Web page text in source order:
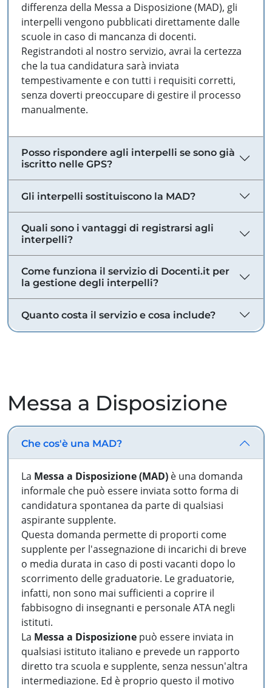
differenza della Messa a Disposizione (MAD), gli
interpelli vengono pubblicati direttamente dalle
scuole in caso di mancanza di docenti.
Registrandoti al nostro servizio, avrai la certezza
che la tua candidatura sarà inviata
tempestivamente e con tutti i requisiti corretti,
senza doverti preoccupare di gestire il processo
manualmente.
Posso rispondere agli interpelli se sono già
iscritto nelle GPS?
Gli interpelli sostituiscono la MAD?
Quali sono i vantaggi di registrarsi agli
interpelli?
Come funziona il servizio di Docenti.it per
la gestione degli interpelli?
Quanto costa il servizio e cosa include?
Messa a Disposizione
Che cos'è una MAD?
La Messa a Disposizione (MAD) è una domanda
informale che può essere inviata sotto forma di
candidatura spontanea da parte di qualsiasi
aspirante supplente.
Questa domanda permette di proporti come
supplente per l'assegnazione di incarichi di breve
o media durata in caso di posti vacanti dopo lo
scorrimento delle graduatorie. Le graduatorie,
infatti, non sono mai sufficienti a coprire il
fabbisogno di insegnanti e personale ATA negli
istituti.
La Messa a Disposizione può essere inviata in
qualsiasi istituto italiano e prevede un rapporto
diretto tra scuola e supplente, senza nessun'altra
intermediazione. Ed è proprio questo il motivo